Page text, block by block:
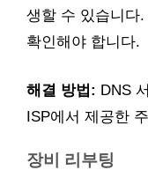
생할 수 있습니다
확인해야 합니다.
해결 방법: DNS
ISP에서 제공한
장비 리부팅